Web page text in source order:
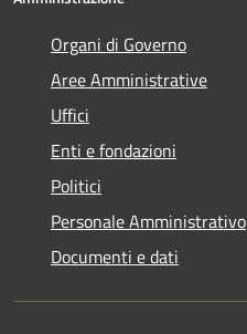
Organi di Governo
Aree Amministrative
Uffici
Enti e fondazioni
Politici
Personale Amministrativo
Documenti e dati